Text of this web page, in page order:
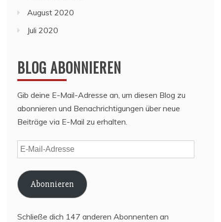
August 2020
Juli 2020
BLOG ABONNIEREN
Gib deine E-Mail-Adresse an, um diesen Blog zu
abonnieren und Benachrichtigungen über neue
Beiträge via E-Mail zu erhalten.
E-
Mail-
Adresse
Abonnieren
Schließe dich 147 anderen Abonnenten an